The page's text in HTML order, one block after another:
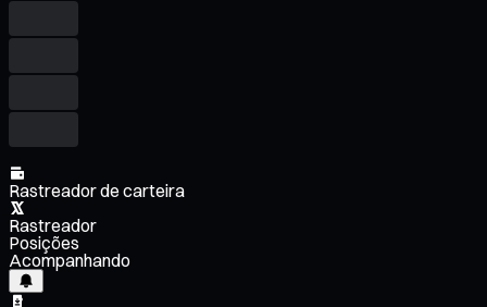
Rastreador de carteira
Rastreador
Posições
Acompanhando